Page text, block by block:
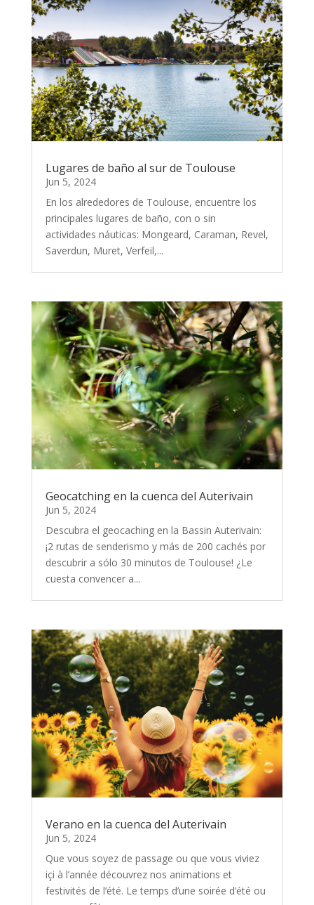
Lugares de baño al sur de Toulouse
Jun 5, 2024
En los alrededores de Toulouse, encuentre los
principales lugares de baño, con o sin
actividades náuticas: Mongeard, Caraman, Revel,
Saverdun, Muret, Verfeil,...
Geocatching en la cuenca del Auterivain
Jun 5, 2024
Descubra el geocaching en la Bassin Auterivain:
¡2 rutas de senderismo y más de 200 cachés por
descubrir a sólo 30 minutos de Toulouse! ¿Le
cuesta convencer a...
Verano en la cuenca del Auterivain
Jun 5, 2024
Que vous soyez de passage ou que vous viviez
içi à l’année découvrez nos animations et
festivités de l’été. Le temps d’une soirée d’été ou